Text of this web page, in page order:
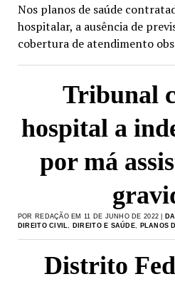
Nos planos de saúde
hospitalar, a ausência de
cobertura de atendimento
Tribunal
hospital a
por má
POR REDAÇÃO EM 11 DE JUNHO DE 2022 |
DIREITO CIVIL
DIREITO E SAÚDE PLANOS
Distrito